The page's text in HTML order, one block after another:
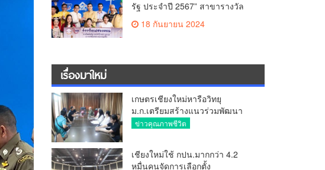
รัฐ ประจำปี 2567” สาขารางวัล
คุณภาพการบริหารจัดการภาครัฐ
หมวด 2
18 กันยายน 2024
เรื่องมาใหม่
เกษตรเชียงใหม่หารือวิทยุ
ม.ก.เตรียมสร้างแนวร่วมพัฒนา
คุณภาพชีวิตเกษตรกร สื่อสาร
ข่าวคุณภาพชีวิต
เชียงใหม่ใช้ กปน.มากกว่า 4.2
หมื่นคนจัดการเลือกตั้ง